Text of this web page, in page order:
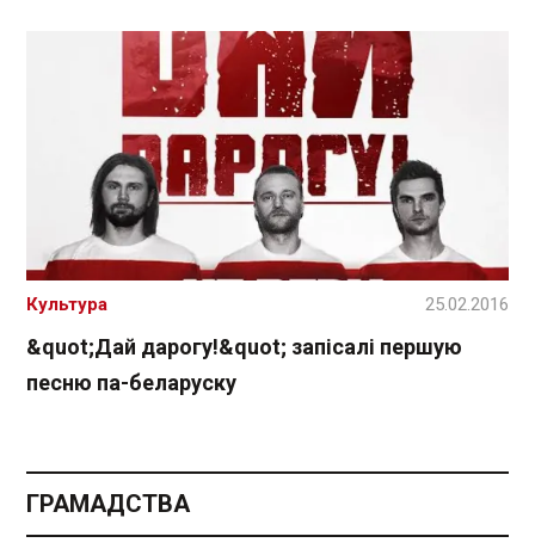
&quot;Дай дарогу!&quot; запісалі першую
песню па-беларуску
Культура 25.02.2016
ГРАМАДСТВА